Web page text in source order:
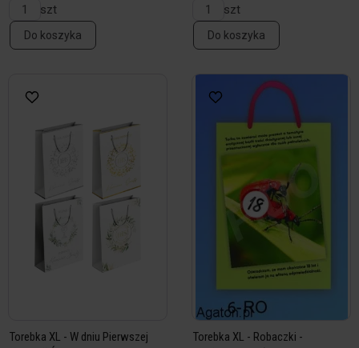
szt
Do koszyka
szt
Do koszyka
Torebka XL - W dniu Pierwszej
Torebka XL - Robaczki -